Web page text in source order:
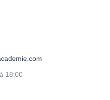
18:00